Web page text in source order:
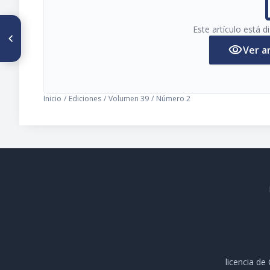
Este artículo está
visibilityVer
Inicio / Ediciones / Volumen 39 / Número 2
licencia de